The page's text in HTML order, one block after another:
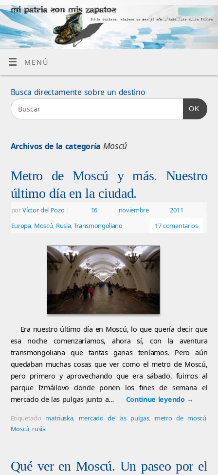
MENÚ
Busca directamente sobre un destino
OK
Archivos de la categoría Moscú
Metro de Moscú y más. Nuestro
último día en la ciudad.
porVíctor del Pozo | 16 noviembre 2011
|
Europa, Moscú Rusia, Transmongoliano 17 comentarios
Era nuestro último día en Moscú, lo que quería decir que
esa noche comenzaríamos, ahora sí, con la aventura
transmongoliana que tantas ganas teníamos. Pero aún
quedaban muchas cosas que ver como el metro de Moscú,
pero primero y aprovechando que era sábado, fuimos al
parque Izmáilovo donde ponen los fines de semana el
mercado de las pulgas junto a…
Continue leyendo →
Etiquetado matriuska, mercado de las pulgas, metro de moscú,
Moscú, rusia
Qué ver en Moscú. Un paseo por el